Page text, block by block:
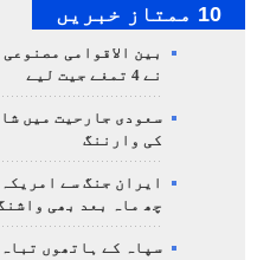
10 ممتاز خبریں
بین الاقوامی
نے 4 تمغے جیت لیے
سعودی جارحیت میں
کی وارننگ
ایران جنگ سے
چھ ماہ بعد بھی
سپاہ کے ہاتھوں